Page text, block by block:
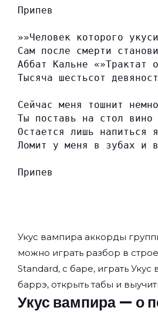
Припев
»»Человек которого
Сам после смерти
Аббат Кальне «»Трактат
Тысяча шестьсот
Сейчас меня тошнит
Ты поставь на стол
Остается лишь напиться
Ломит у меня в зубах и
Припев
Укус вампира аккорды
можно играть разбор в
Standard, с баре, играть Укус
баррэ, открыть табы и
Укус вампира — о